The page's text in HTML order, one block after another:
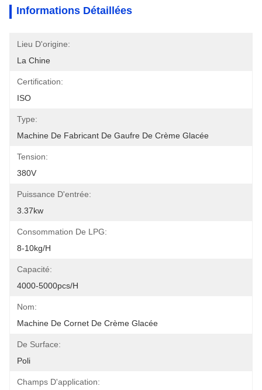
Informations Détaillées
Lieu D'origine:
La Chine
Certification:
ISO
Type:
Machine De Fabricant De Gaufre De Crème Glacée
Tension:
380V
Puissance D'entrée:
3.37kw
Consommation De LPG:
8-10kg/h
Capacité:
4000-5000pcs/h
Nom:
Machine De Cornet De Crème Glacée
De Surface:
Poli
Champs D'application: